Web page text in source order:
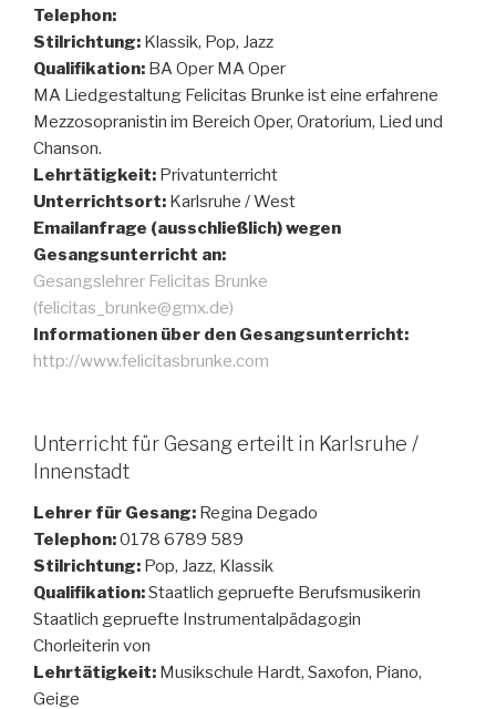
Telephon:
Stilrichtung: Klassik, Pop, Jazz
Qualifikation: BA Oper MA Oper
MA Liedgestaltung Felicitas Brunke ist eine erfahrene
Mezzosopranistin im Bereich Oper, Oratorium, Lied und
Chanson.
Lehrtätigkeit: Privatunterricht
Unterrichtsort: Karlsruhe / West
Emailanfrage (ausschließlich) wegen
Gesangsunterricht an:
Gesangslehrer Felicitas Brunke
(felicitas_brunke@gmx.de)
Informationen über den Gesangsunterricht:
http://www.felicitasbrunke.com
Unterricht für Gesang erteilt in Karlsruhe /
Innenstadt
Lehrer für Gesang: Regina Degado
Telephon:0178 6789 589
Stilrichtung: Pop, Jazz, Klassik
Qualifikation:Staatlich gepruefte Berufsmusikerin
Staatlich gepruefte Instrumentalpädagogin
Chorleiterin von
Lehrtätigkeit: Musikschule Hardt, Saxofon, Piano,
Geige